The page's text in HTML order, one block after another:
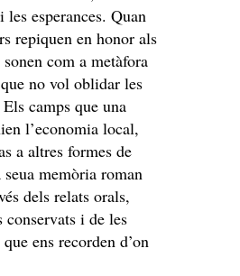
esperances. Quan
repiquen en honor als
sonen com a metàfora
no vol oblidar les
camps que una
l’economia local,
a altres formes de
memòria roman
dels relats orals,
conservats i de les
ens recorden d’on